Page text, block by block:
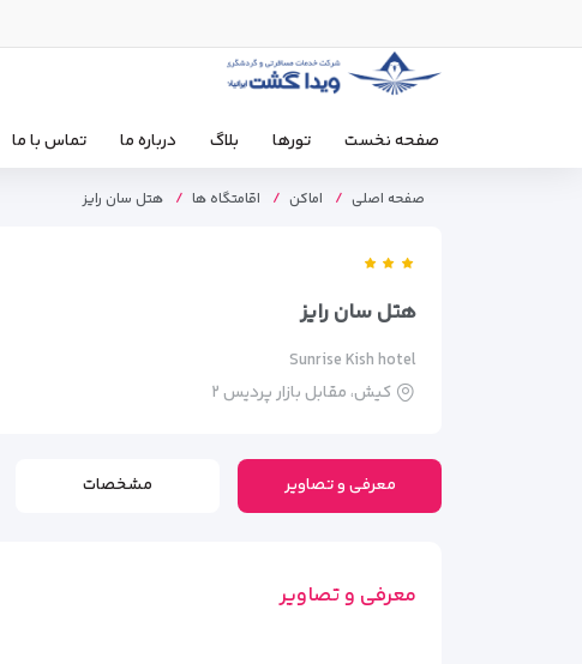
صفحه نخست تورها بلاگ درباره ما تماس با ما
صفحه اصلی اماکن اقامتگاه ها هتل سان رایز
هتل سان رایز
Sunrise Kish hotel
کیش، مقابل بازار پردیس ۲
معرفی و تصاویر مشخصات
معرفی و تصاویر